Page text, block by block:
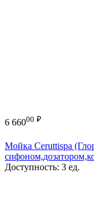
6 66000 ₽
Мойка Ceruttispa
Доступность: 3 ед.